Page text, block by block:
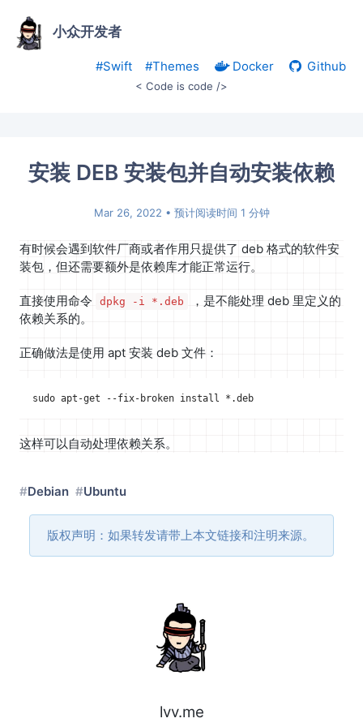
小众开发者
#Swift #Themes Docker Github
< Code is code />
安装 DEB 安装包并自动安装依赖
Mar 26, 2022 • 预计阅读时间 1 分钟
有时候会遇到软件厂商或者作用只提供了 deb 格式的软件安
装包，但还需要额外是依赖库才能正常运行。
直接使用命令 dpkg -i *.deb
，是不能处理 deb 里定义的
依赖关系的。
正确做法是使用 apt 安装 deb 文件：
这样可以自动处理依赖关系。
Debian Ubuntu
版权声明：如果转发请带上本文链接和注明来源。
lvv.me